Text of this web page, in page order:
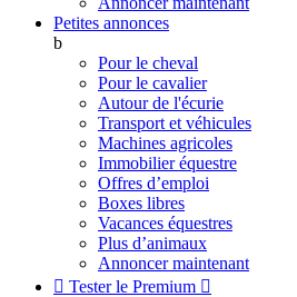
Petites annonces
b
Pour le cheval
Pour le cavalier
Autour de l'écurie
Transport et véhicules
Machines agricoles
Immobilier équestre
Offres d’emploi
Boxes libres
Vacances équestres
Plus d’animaux
Annoncer maintenant
 Tester le Premium 